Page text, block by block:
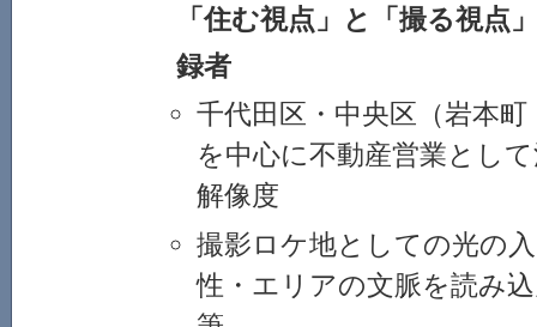
「住む視点」と「撮る視点
録者
千代田区・中央区（岩本
を中心に不動産営業とし
解像度
撮影ロケ地としての光の
性・エリアの文脈を読み